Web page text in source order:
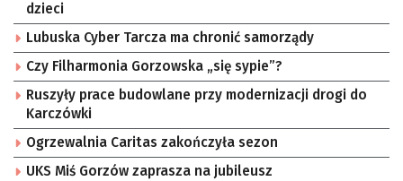
dzieci
Lubuska Cyber Tarcza ma chronić samorządy
Czy Filharmonia Gorzowska „się sypie”?
Ruszyły prace budowlane przy modernizacji drogi do
Karczówki
Ogrzewalnia Caritas zakończyła sezon
UKS Miś Gorzów zaprasza na jubileusz